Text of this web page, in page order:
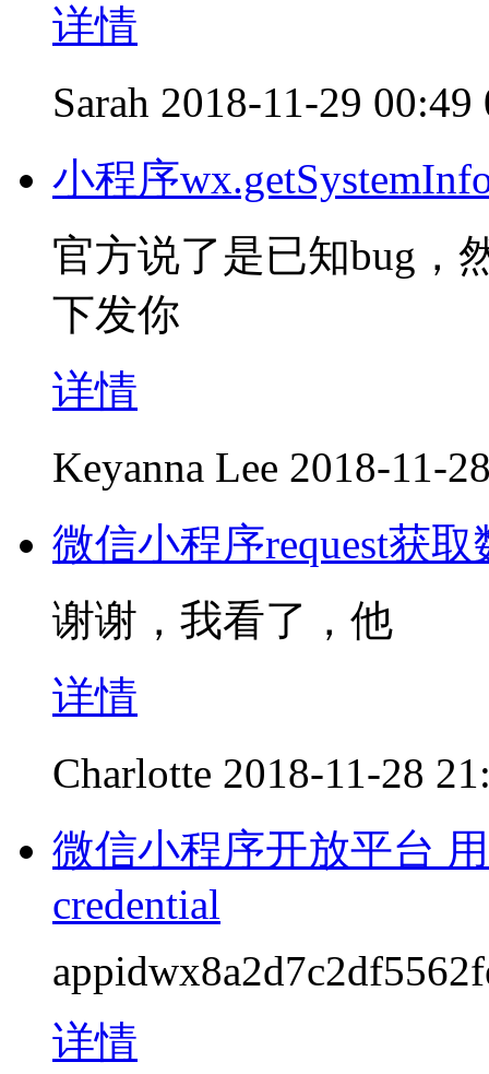
详情
Sarah 2018-11-29 00:49
小程序
官方说了是已知bug，
下发你
详情
Keyanna Lee 2018-11-
微信小程序request获取
谢谢，我看了，他
详情
Charlotte 2018-11-28
微信小程序开放平台
credential
详情